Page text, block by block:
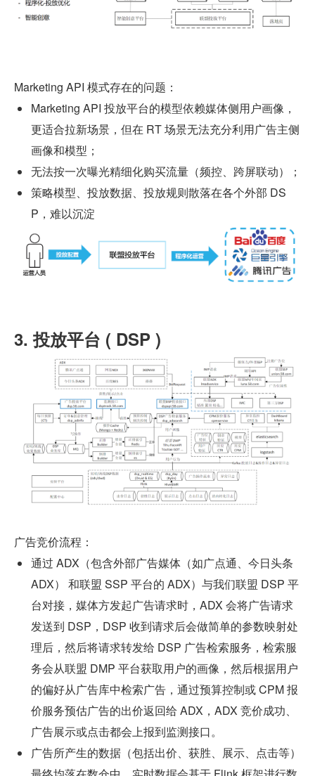
Marketing API 模式存在的问题：
Marketing API 投放平台的模型依赖媒体侧用户画像，
更适合拉新场景，但在 RT 场景无法充分利用广告主侧
画像和模型；
无法按一次曝光精细化购买流量（频控、跨屏联动）；
策略模型、投放数据、投放规则散落在各个外部 DS
P，难以沉淀
3. 投放平台 ( DSP )
广告竞价流程：
通过 ADX（包含外部广告媒体（如广点通、今日头条
ADX） 和联盟 SSP 平台的 ADX）与我们联盟 DSP 平
台对接，媒体方发起广告请求时，ADX 会将广告请求
发送到 DSP，DSP 收到请求后会做简单的参数映射处
理后，然后将请求转发给 DSP 广告检索服务，检索服
务会从联盟 DMP 平台获取用户的画像，然后根据用户
的偏好从广告库中检索广告，通过预算控制或 CPM 报
价服务预估广告的出价返回给 ADX，ADX 竞价成功、
广告展示或点击都会上报到监测接口。
广告所产生的数据（包括出价、获胜、展示、点击等）